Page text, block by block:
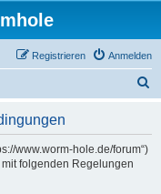
Anmelden
Registrieren
www.worm-hole.de/forum“)
folgenden Regelungen